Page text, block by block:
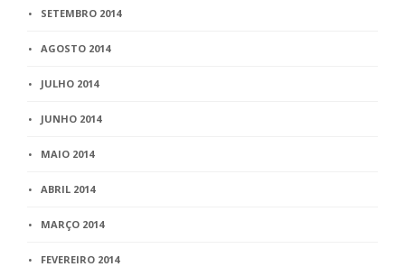
SETEMBRO 2014
AGOSTO 2014
JULHO 2014
JUNHO 2014
MAIO 2014
ABRIL 2014
MARÇO 2014
FEVEREIRO 2014